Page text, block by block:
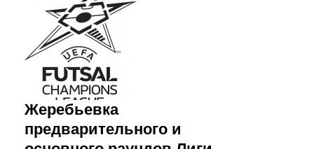
Жеребьевка
предварительного и